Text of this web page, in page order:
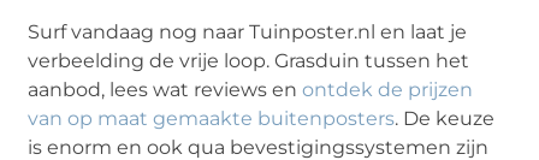
Surf vandaag nog naar Tuinposter.nl en laat je
verbeelding de vrije loop. Grasduin tussen het
aanbod, lees wat reviews enontdek de prijzen
van op maat gemaakte buitenposters. De keuze
is enorm en ook qua bevestigingssystemen zijn